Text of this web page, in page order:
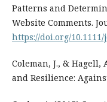
Patterns and
Website Comments.
https://doi.org/10.1111/
Coleman, J., & Hagell,
and Resilience: